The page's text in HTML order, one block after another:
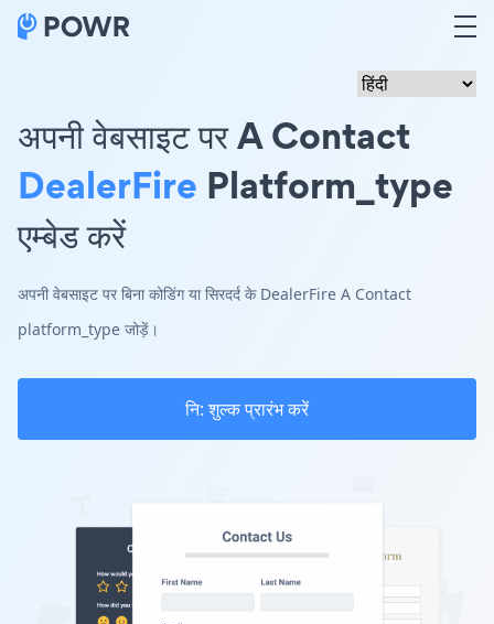
अपनी वेबसाइट पर A Contact
DealerFire Platform_type
एम्बेड करें
अपनी वेबसाइट पर बिना कोडिंग या सिरदर्द के DealerFire A Contact
platform_type जोड़ें।
नि: शुल्क प्रारंभ करें